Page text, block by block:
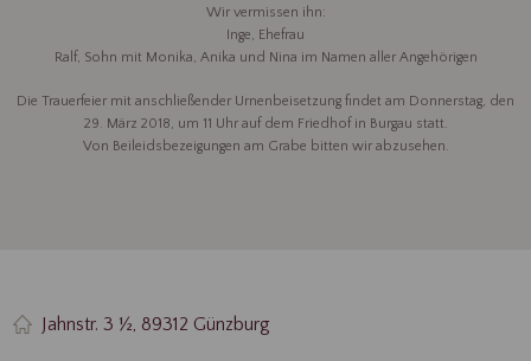
Wir vermissen ihn:
Inge, Ehefrau
Ralf, Sohn mit Monika, Anika und Nina im Namen aller Angehörigen
Die Trauerfeier mit anschließender Urnenbeisetzung findet am Donnerstag, den
29. März 2018, um 11 Uhr auf dem Friedhof in Burgau statt.
Von Beileidsbezeigungen am Grabe bitten wir abzusehen.
Jahnstr. 3 ½, 89312 Günzburg